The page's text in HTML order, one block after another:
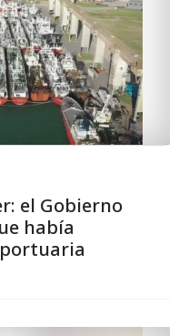
el Gobierno
había